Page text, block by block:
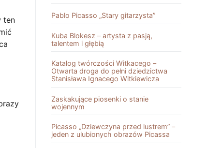
ten
Pablo Picasso „Stary gitarzysta”
Kuba Blokesz – artysta z pasją,
talentem i głębią
Katalog twórczości Witkacego –
Otwarta droga do pełni dziedzictwa
Stanisława Ignacego Witkiewicza
Zaskakujące piosenki o stanie
wojennym
Picasso „Dziewczyna przed lustrem” –
jeden z ulubionych obrazów Picassa